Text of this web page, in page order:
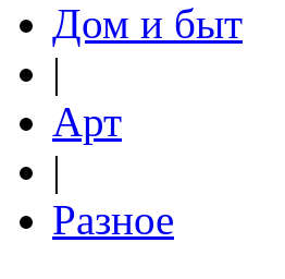
Дом и быт
|
Арт
|
Разное